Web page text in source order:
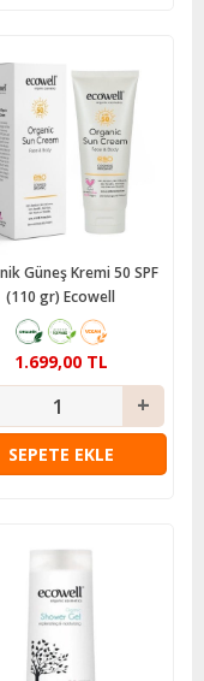
Güneş Kremi 50 SPF
(110 gr) Ecowell
1.699,00 TL
SEPETE EKLE